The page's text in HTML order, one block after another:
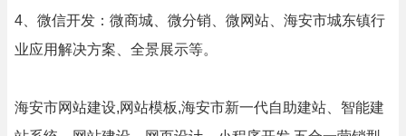
4、微信开发：微商城、微分销、微网站、海安市城东镇行
业应用解决方案、全景展示等。
海安市网站建设,网站模板,海安市新一代自助建站、智能建